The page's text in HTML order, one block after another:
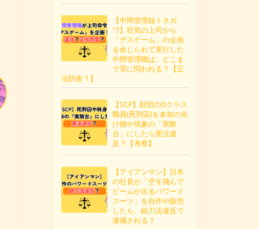
【中間管理録トネガ
ワ】狂気の上司から
「デスゲーム」の企画
を命じられて実行した
中間管理職は、どこま
で罪に問われる？【正
当防衛？】
【SCP】財団のDクラス
職員(死刑囚)を未知の化
け物や現象の「実験
台」にしたら憲法違
反？【考察】
【アイアンマン】日本
の社長が「空を飛んで
ビームが出るパワード
スーツ」を自作や販売
したら、銃刀法違反で
逮捕される？